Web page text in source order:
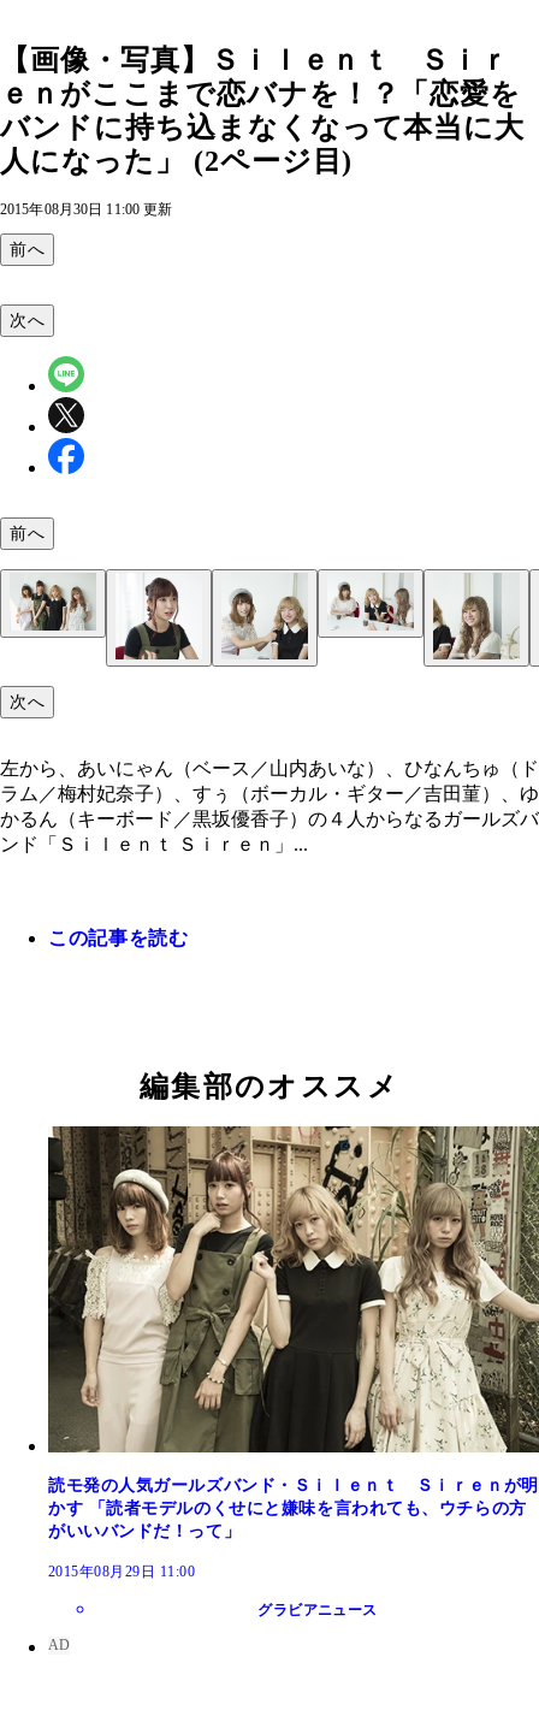
【画像・写真】Ｓｉｌｅｎｔ Ｓｉｒ
ｅｎがここまで恋バナを！？「恋愛を
バンドに持ち込まなくなって本当に大
人になった」 (2ページ目)
2015年08月30日 11:00 更新
前へ
左から、あいにゃん（ベース／山内あいな）、ひ
リーダーで、ドラム担当のひなんちゅこと梅村妃
（右）ボーカル・ギター担当、すぅこと吉田菫
左から、あいにゃん、すぅ、ゆかるん
キーボード担当、ゆかるんこと黒坂優香子
ベース担当、あいにゃんこと山内あいな
次へ
前へ
次へ
左から、あいにゃん（ベース／山内あいな）、ひなんちゅ（ド
ラム／梅村妃奈子）、すぅ（ボーカル・ギター／吉田菫）、ゆ
かるん（キーボード／黒坂優香子）の４人からなるガールズバ
ンド「Ｓｉｌｅｎｔ Ｓｉｒｅｎ」...
この記事を読む
編集部のオススメ
読モ発の人気ガールズバンド・Ｓｉｌｅｎｔ Ｓｉｒｅｎが明
かす 「読者モデルのくせにと嫌味を言われても、ウチらの方
がいいバンドだ！って」
2015年08月29日 11:00
グラビアニュース